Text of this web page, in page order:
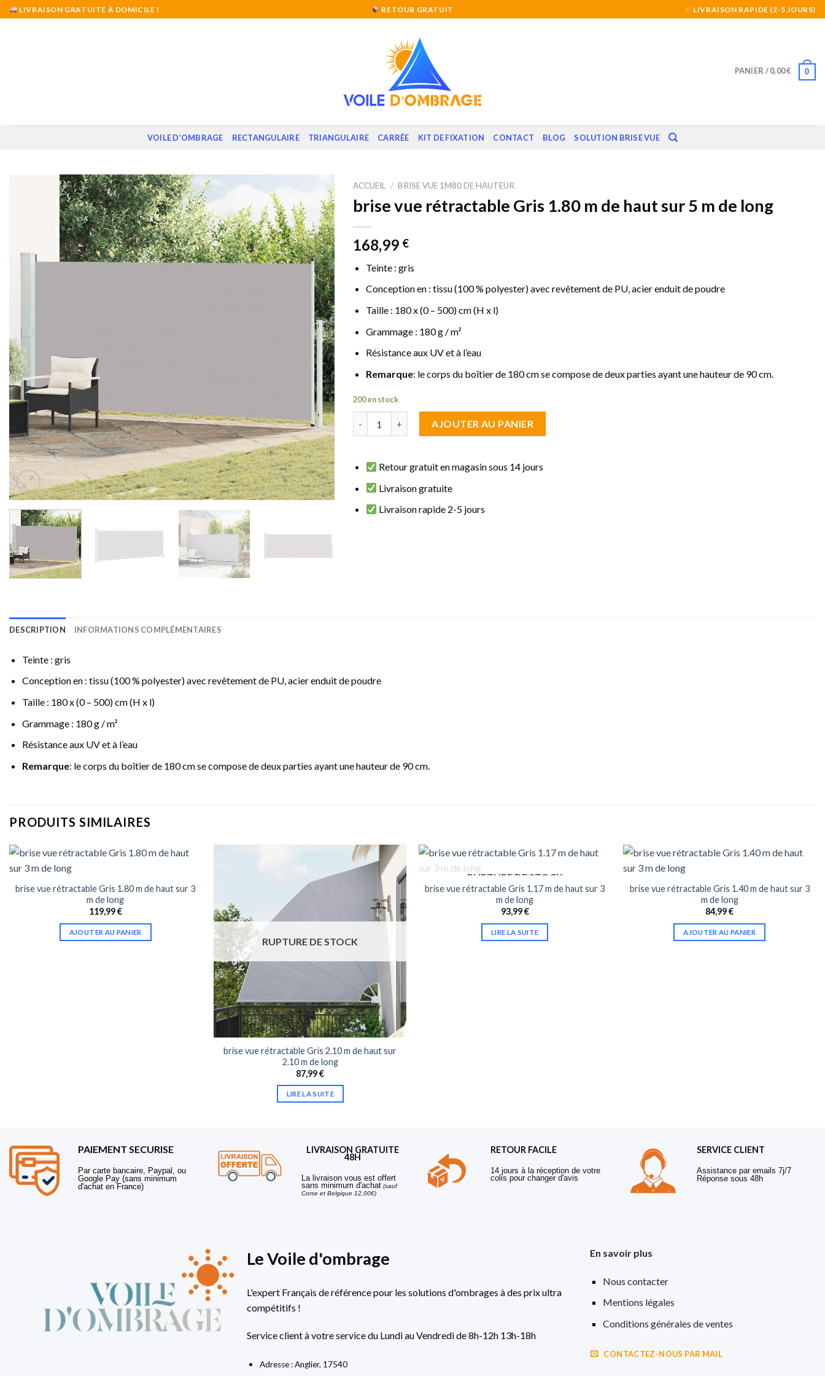
Skip
to
LIVRAISON GRATUITE À DOMICILE ! RETOUR GRATUIT LIVRAISON RAPIDE (2-5 JOURS)
PANIER /0,00€ 0
VOILE D’OMBRAGE RECTANGULAIRE TRIANGULAIRE CARRÉE KIT DE FIXATION CONTACT BLOG SOLUTION BRISE VUE
ACCUEIL / BRISE VUE 1M80 DE HAUTEUR
brise vue rétractable Gris 1.80 m de haut sur 5 m de long
168,99 €
Teinte : gris
Conception en : tissu (100 % polyester) avec revêtement de PU, acier enduit de poudre
Taille : 180 x (0 – 500) cm (H x l)
Grammage : 180 g / m²
Résistance aux UV et à l’eau
Remarque: le corps du boîtier de 180 cm se compose de deux parties ayant une hauteur de 90 cm.
200 en stock
AJOUTER AU PANIER
Retour gratuit en magasin sous 14 jours
Livraison gratuite
Livraison rapide 2-5 jours
DESCRIPTION INFORMATIONS COMPLÉMENTAIRES
Teinte : gris
Conception en : tissu (100 % polyester) avec revêtement de PU, acier enduit de poudre
Taille : 180 x (0 – 500) cm (H x l)
Grammage : 180 g / m²
Résistance aux UV et à l’eau
Remarque: le corps du boîtier de 180 cm se compose de deux parties ayant une hauteur de 90 cm.
PRODUITS SIMILAIRES
brise vue rétractable Gris 1.80 m de haut sur 3
m de long
119,99€
AJOUTER AU PANIER
RUPTURE DE STOCK
brise vue rétractable Gris 2.10 m de haut sur
2.10 m de long
87,99€
LIRE LA SUITE
RUPTURE DE STOCK
brise vue rétractable Gris 1.17 m de haut sur 3
m de long
93,99€
LIRE LA SUITE
brise vue rétractable Gris 1.40 m de haut sur 3
m de long
84,99€
AJOUTER AU PANIER
PAIEMENT SECURISE
Par carte bancaire, Paypal, ou
Google Pay (sans minimum
d'achat en France)
LIVRAISON GRATUITE
48H
La livraison vous est offert
sans minimum d'achat (sauf
Corse et Belgique 12,00€)
RETOUR FACILE
14 jours à la réception de votre
colis pour changer d'avis
SERVICE CLIENT
Assistance par emails 7j/7
Réponse sous 48h
Le Voile d'ombrage
L'expert Français de référence pour les solutions d'ombrages à des prix ultra
compétitifs !
Service client à votre service du Lundi au Vendredi de 8h-12h 13h-18h
Adresse : Anglier, 17540
En savoir plus
Nous contacter
Mentions légales
Conditions générales de ventes
CONTACTEZ-NOUS PAR MAIL